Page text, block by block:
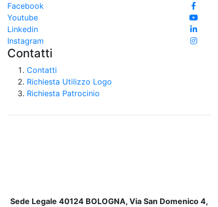
Facebook
Youtube
Linkedin
Instagram
Contatti
Contatti
Richiesta Utilizzo Logo
Richiesta Patrocinio
Sede Legale 40124 BOLOGNA, Via San Domenico 4,